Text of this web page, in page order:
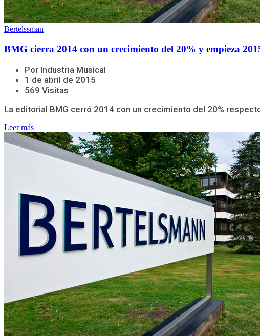
Bertelssman
BMG cierra 2014 con un crecimiento del 20% y empieza
Por Industria Musical
1 de abril de 2015
569 Visitas
La editorial BMG cerró 2014 con un crecimiento del 20%
Leer más